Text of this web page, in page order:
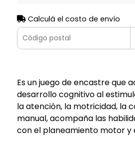
Calculá el costo de envío
Es un juego de encastre que
desarrollo cognitivo al
la atención, la motricidad, la
manual, acompaña las
con el planeamiento motor y